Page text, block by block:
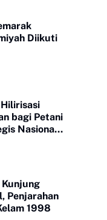
Diikuti
bagi Petani
Nasional
Park
Penjarahan
1998